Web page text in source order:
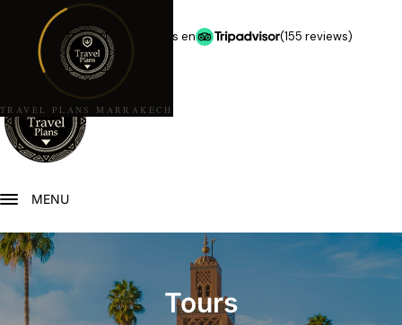
TRAVEL PLANS MARRAKECH
★★★★★5,0 estrellas en (155 reviews)
MENU
Tours